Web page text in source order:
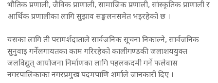
भौतिक प्रणाली, जैविक प्राणाली, सामाजिक प्रणाली, सांस्कृतिक प्राणाली र
आर्थिक प्रणालीका लागि सुझाव सङ्कलनसमेत भइरहेको छ ।
यसका लागि ती परामर्शदाताले सार्वजनिक सूचना निकाल्ने, सार्वजनिक
सुनुवाइ गर्नेलगायतका काम गरिरहेको कालीगण्डकी जलाशययुक्त
जलविद्युत् आयोजना निर्माणका लागि पहलकदमी गर्ने फलेवास
नगरपालिकाका नगरप्रमुख पदमपाणि शर्माले जानकारी दिए ।